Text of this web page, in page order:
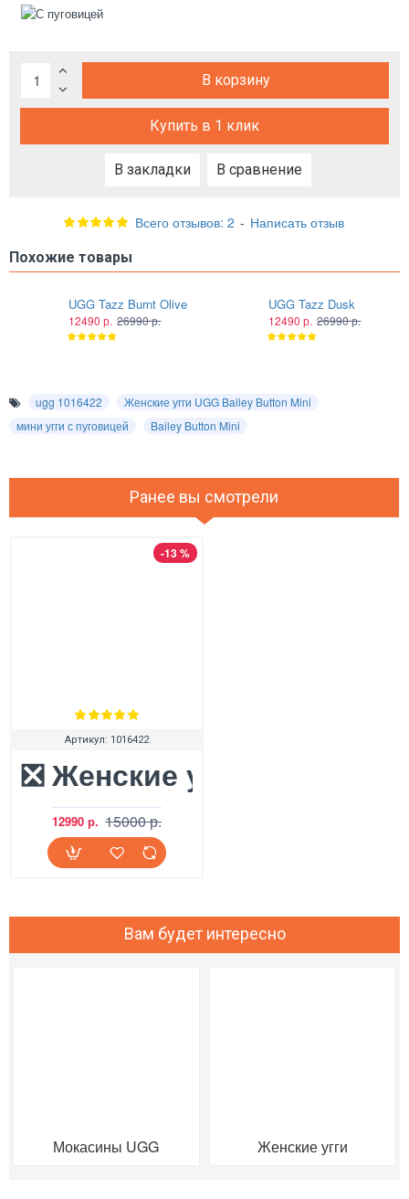
Всего отзывов: 2 - Написать отзыв
В корзину
Купить в 1 клик
В закладки В сравнение
Похожие товары
UGG Tazz Burnt Olive
12490 р. 26990 р.
UGG Tazz Dusk
12490 р. 26990 р.
ugg 1016422
Женские угги UGG Bailey Button Mini
мини угги с пуговицей
Bailey Button Mini
Ранее вы смотрели
-13 %
Артикул: 1016422
❎ Женские угги UGG
12990 р. 15000 р.
Вам будет интересно
Мокасины UGG Женские угги